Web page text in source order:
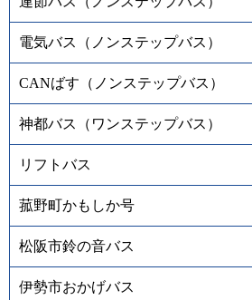
電気バス（ノンステップバス）
CANばす（ノンステップバス）
神都バス（ワンステップバス）
リフトバス
菰野町かもしか号
松阪市鈴の音バス
伊勢市おかげバス